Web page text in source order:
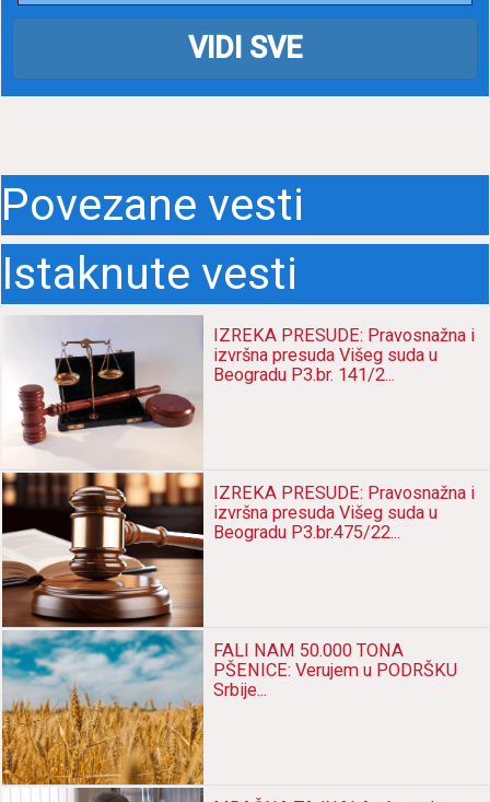
VIDI SVE
Povezane vesti
Istaknute vesti
IZREKA PRESUDE: Pravosnažna i
izvršna presuda Višeg suda u
Beogradu P3.br. 141/2...
IZREKA PRESUDE: Pravosnažna i
izvršna presuda Višeg suda u
Beogradu P3.br.475/22...
FALI NAM 50.000 TONA
PŠENICE: Verujem u PODRŠKU
Srbije...